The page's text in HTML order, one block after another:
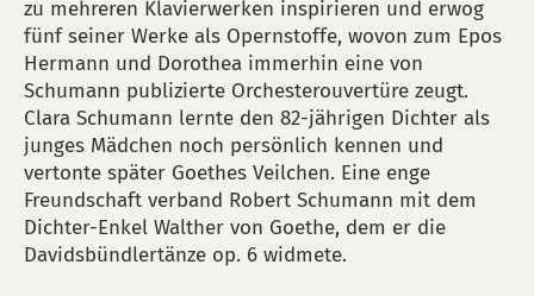
zu mehreren Klavierwerken inspirieren und erwog
fünf seiner Werke als Opernstoffe, wovon zum Epos
Hermann und Dorothea immerhin eine von
Schumann publizierte Orchesterouvertüre zeugt.
Clara Schumann lernte den 82-jährigen Dichter als
junges Mädchen noch persönlich kennen und
vertonte später Goethes Veilchen. Eine enge
Freundschaft verband Robert Schumann mit dem
Dichter-Enkel Walther von Goethe, dem er die
Davidsbündlertänze op. 6 widmete.